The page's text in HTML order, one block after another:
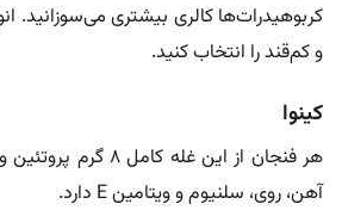
کربوهیدرات‌ها کالری بیشتری می‌سوزانید.
و کم‌قند را انتخاب کنید.
کینوا
آهن، روی، سلنیوم و ویتامین E دارد.